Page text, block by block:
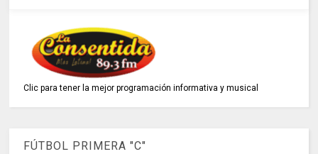
Clic para tener la mejor programación informativa y musical
FÚTBOL PRIMERA "C"